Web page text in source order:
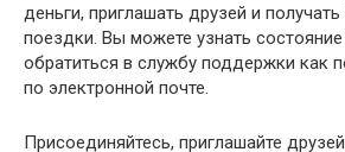
деньги, приглашать друзей и
поездки. Вы можете узнать
обратиться в службу поддержки как
по электронной почте.
Присоединяйтесь, приглашайте